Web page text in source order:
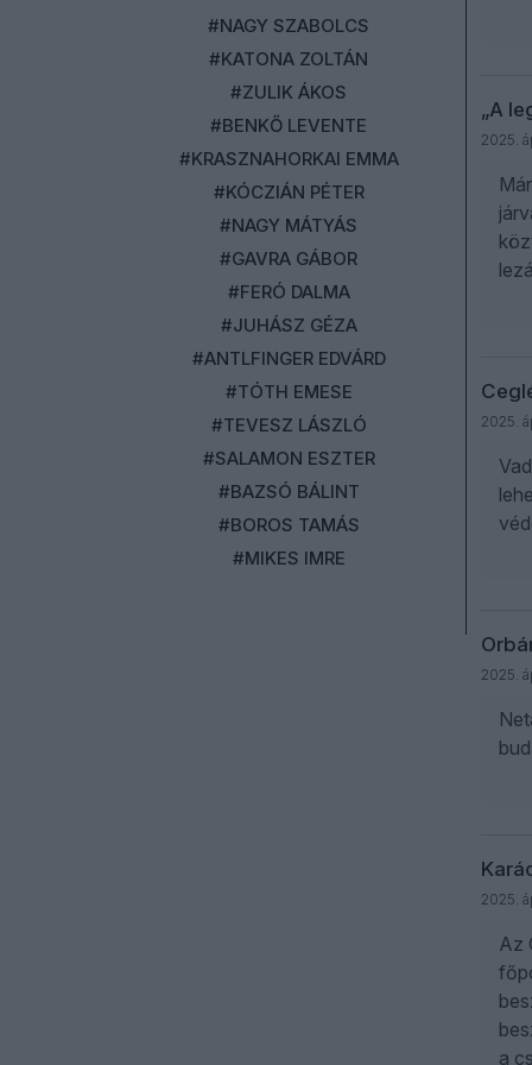
#NAGY SZABOLCS
#KATONA ZOLTÁN
#ZULIK ÁKOS
#BENKŐ LEVENTE
#KRASZNAHORKAI EMMA
#KÓCZIÁN PÉTER
#NAGY MÁTYÁS
#GAVRA GÁBOR
#FERÓ DALMA
#JUHÁSZ GÉZA
#ANTLFINGER EDVÁRD
#TÓTH EMESE
#TEVESZ LÁSZLÓ
#SALAMON ESZTER
#BAZSÓ BÁLINT
#BOROS TAMÁS
#MIKES IMRE
„A
2025.
2025.
2025.
2025.
Az
a